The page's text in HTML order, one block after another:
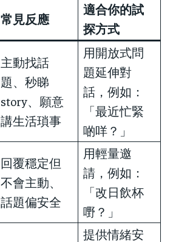
常見反應
適合你的試
探方式
主動找話
題、秒睇
story、願意
講生活瑣事
用開放式問
題延伸對
話，例如：
「最近忙緊
啲咩？」
回覆穩定但
不會主動、
話題偏安全
用輕量邀
請，例如：
「改日飲杯
嘢？」
提供情緒安